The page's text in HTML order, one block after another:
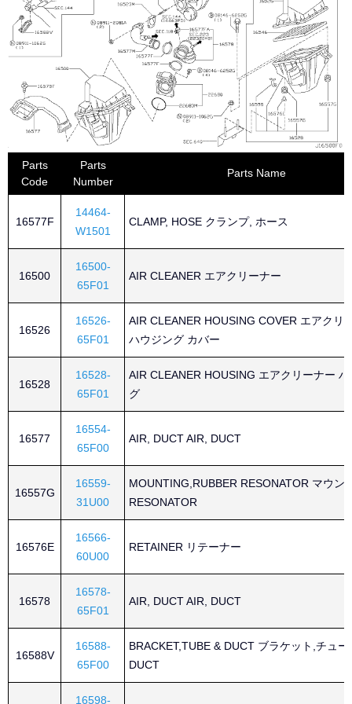
Parts
Code
Parts
Number
Parts Name
16577F
14464-
W1501
CLAMP, HOSE クランプ, ホース
16500
16500-
65F01
AIR CLEANER エアクリーナー
16526
16526-
65F01
AIR CLEANER HOUSING COVER エアクリ
ハウジング カバー
16528
16528-
65F01
AIR CLEANER HOUSING エアクリーナー
グ
16577
16554-
65F00
AIR, DUCT AIR, DUCT
16557G
16559-
31U00
MOUNTING,RUBBER RESONATOR マウン
RESONATOR
16576E
16566-
60U00
RETAINER リテーナー
16578
16578-
65F01
AIR, DUCT AIR, DUCT
16588V
16588-
65F00
BRACKET,TUBE & DUCT ブラケット,チュー
DUCT
16598-